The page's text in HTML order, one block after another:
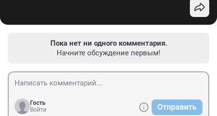
Пока нет ни одного комментария.
Начните обсуждение первым!
Гость
Войти
Отправить